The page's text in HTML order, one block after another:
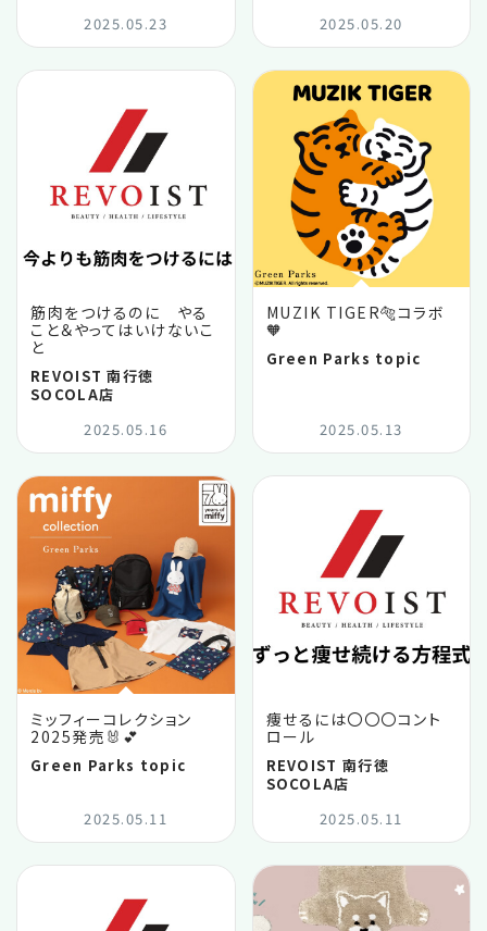
2025.05.23 2025.05.20
筋肉をつけるのに やる
こと＆やってはいけないこ
と
REVOIST 南行徳
SOCOLA店
2025.05.16
MUZIK TIGER🐅コラボ
🧡
Green Parks topic
2025.05.13
ミッフィーコレクション
2025発売🐰💕
Green Parks topic
2025.05.11
痩せるには〇〇〇コント
ロール
REVOIST 南行徳
SOCOLA店
2025.05.11